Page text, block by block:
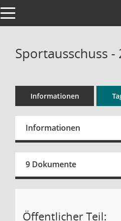
Toggle navigation
Sportausschuss
Informationen
Informationen
9 Dokumente
Öffentlicher Teil: